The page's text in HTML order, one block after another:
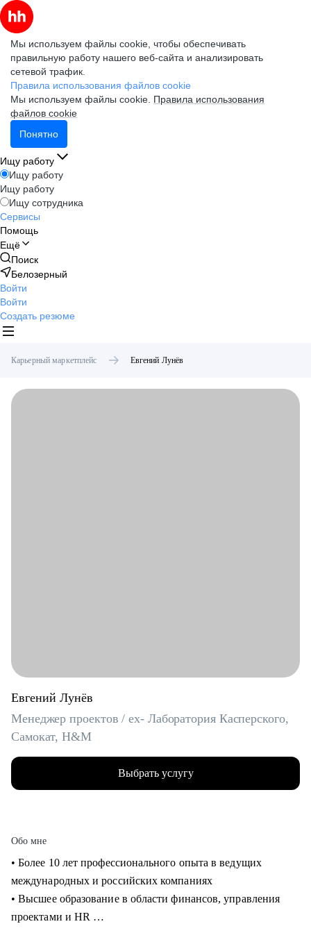
Мы используем файлы cookie, чтобы обеспечивать
правильную работу нашего веб-сайта и анализировать
сетевой трафик.
Правила использования файлов cookie
Мы используем файлы cookie. Правила использования
файлов cookie
Понятно
Ищу работу
Ищу работу
Ищу работу
Ищу сотрудника
Сервисы
Помощь
Ещё
Поиск
Белозерный
Войти
Войти
Создать резюме
Карьерный маркетплейс Евгений Лунёв
Евгений Лунёв
Менеджер проектов / ex- Лаборатория Касперского,
Самокат, H&M
Выбрать услугу
Обо мне
• Более 10 лет профессионального опыта в ведущих
международных и российских компаниях
• Высшее образование в области финансов, управления
проектами и HR